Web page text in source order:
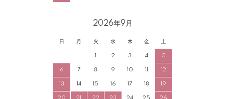
2026年9月
日 月 火 水 木 金 土
2 3 4 5
6 7 8 9 10 12
13 14 15 16 17 18 19